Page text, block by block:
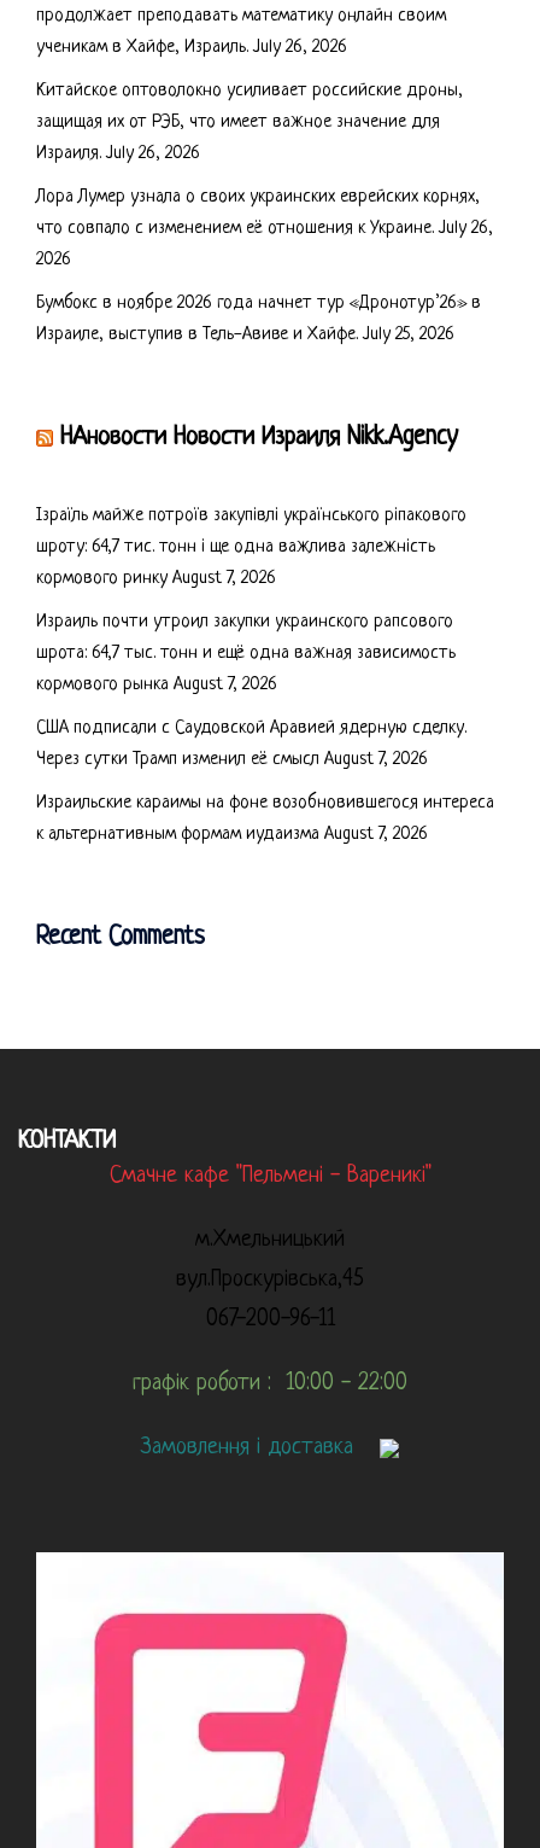
продолжает преподавать математику онлайн своим
ученикам в Хайфе, Израиль. July 26, 2026
Китайское оптоволокно усиливает российские дроны,
защищая их от РЭБ, что имеет важное значение для
Израиля. July 26, 2026
Лора Лумер узнала о своих украинских еврейских корнях,
что совпало с изменением её отношения к Украине. July 26,
2026
Бумбокс в ноябре 2026 года начнет тур «Дронотур’26» в
Израиле, выступив в Тель-Авиве и Хайфе. July 25, 2026
НАновости Новости Израиля Nikk.Agency
Ізраїль майже потроїв закупівлі українського ріпакового
шроту: 64,7 тис. тонн і ще одна важлива залежність
кормового ринку August 7, 2026
Израиль почти утроил закупки украинского рапсового
шрота: 64,7 тыс. тонн и ещё одна важная зависимость
кормового рынка August 7, 2026
США подписали с Саудовской Аравией ядерную сделку.
Через сутки Трамп изменил её смысл August 7, 2026
Израильские караимы на фоне возобновившегося интереса
к альтернативным формам иудаизма August 7, 2026
Recent Comments
КОНТАКТИ
Смачне кафе "Пельмені - Вареникі"
м.Хмельницький
вул.Проскурівська,45
067-200-96-11
графік роботи : 10:00 - 22:00
Замовлення і доставка